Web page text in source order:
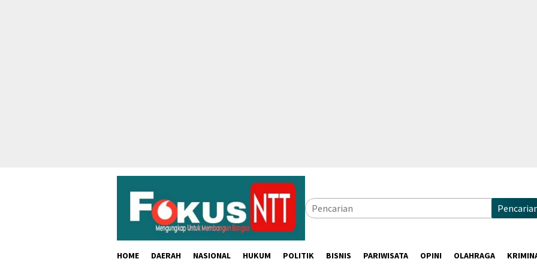
HOME DAERAH NASIONAL HUKUM POLITIK BISNIS PARIWISATA OPINI OLAHRAGA